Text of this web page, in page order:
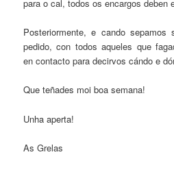
para o cal, todos os encargos deben
Posteriormente, e cando
pedido, con todos aqueles que
en contacto para decirvos cándo e
Que teñades moi boa semana!
Unha aperta!
As Grelas